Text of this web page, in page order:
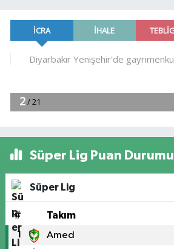
Süper Lig Puan Durumu
Süper Lig
# Takım
1 Amed